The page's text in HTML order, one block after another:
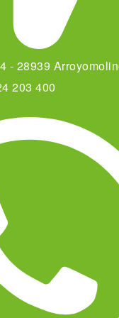
- 28939
203 400